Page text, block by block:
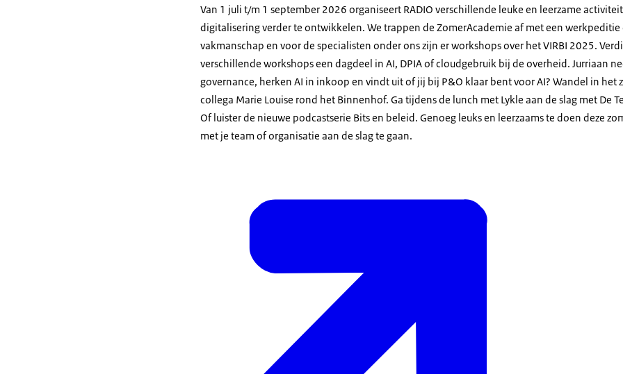
Van 1 juli t/m 1 september 2026 organiseert RADIO verschillende leuke en leerzame
digitalisering verder te ontwikkelen. We trappen de ZomerAcademie af met een werkpeditie
vakmanschap en voor de specialisten onder ons zijn er workshops over het VIRBI 2025.
verschillende workshops een dagdeel in AI, DPIA of cloudgebruik bij de overheid. Jurriaan
governance, herken AI in inkoop en vindt uit of jij bij P&O klaar bent voor AI? Wandel in het
collega Marie Louise rond het Binnenhof. Ga tijdens de lunch met Lykle aan de slag met De
Of luister de nieuwe podcastserie Bits en beleid. Genoeg leuks en leerzaams te doen deze
met je team of organisatie aan de slag te gaan.